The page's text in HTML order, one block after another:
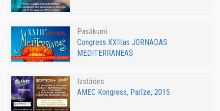
Pasākumi
Congress XXIIIas JORNADAS
MEDITERRANEAS
Izstādes
AMEC Kongress, Parīze, 2015